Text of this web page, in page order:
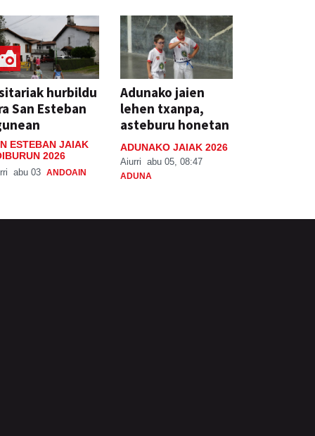
hurbildu
San Esteban
ESTEBAN JAIAK
2026
abu 03 ANDOAIN
Adunako jaien
lehen txanpa,
asteburu honetan
ADUNAKO JAIAK 2026
Aiurri abu 05, 08:47
ADUNA